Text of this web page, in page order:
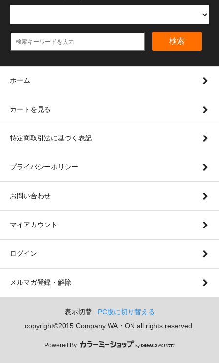
検索
ホーム
カートを見る
特定商取引法に基づく表記
プライバシーポリシー
お問い合わせ
マイアカウント
ログイン
メルマガ登録・解除
表示切替 : PC版に切り替える
copyright©2015 Company WA・ON all rights reserved.
Powered By